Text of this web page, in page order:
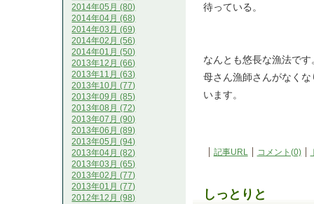
待っている。
なんとも悠長な漁法で
母さん漁師さんがなく
います。
記事URL コメント(0)
しっとりと
2014年05月 (80)
2014年04月 (68)
2014年03月 (69)
2014年02月 (56)
2014年01月 (50)
2013年12月 (66)
2013年11月 (63)
2013年10月 (77)
2013年09月 (85)
2013年08月 (72)
2013年07月 (90)
2013年06月 (89)
2013年05月 (94)
2013年04月 (82)
2013年03月 (65)
2013年02月 (77)
2013年01月 (77)
2012年12月 (98)